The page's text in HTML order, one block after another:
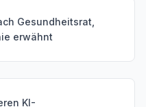
Gesundheitsrat,
erwähnt
KI-